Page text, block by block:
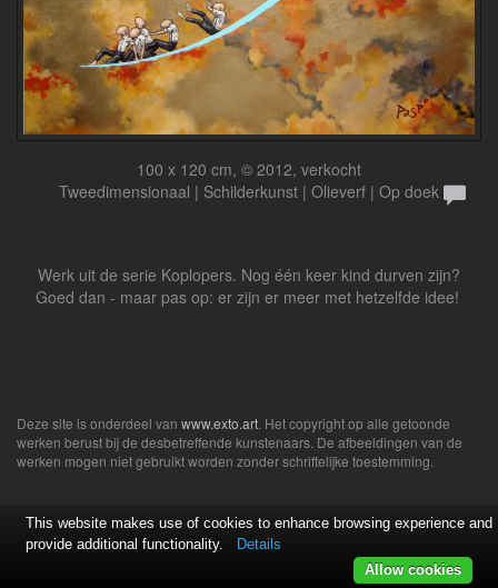
100 x 120 cm, © 2012, verkocht
Tweedimensionaal | Schilderkunst | Olieverf | Op doek
Werk uit de serie Koplopers. Nog één keer kind durven zijn?
Goed dan - maar pas op: er zijn er meer met hetzelfde idee!
Deze site is onderdeel van www.exto.art . Het copyright op alle getoonde
werken berust bij de desbetreffende kunstenaars. De afbeeldingen van de
werken mogen niet gebruikt worden zonder schriftelijke toestemming.
This website makes use of cookies to enhance browsing experience and
provide additional functionality.
Details
Allow cookies